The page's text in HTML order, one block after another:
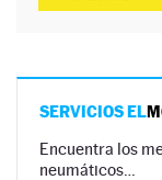
SERVICIOS EL
Encuentra los
neumáticos…